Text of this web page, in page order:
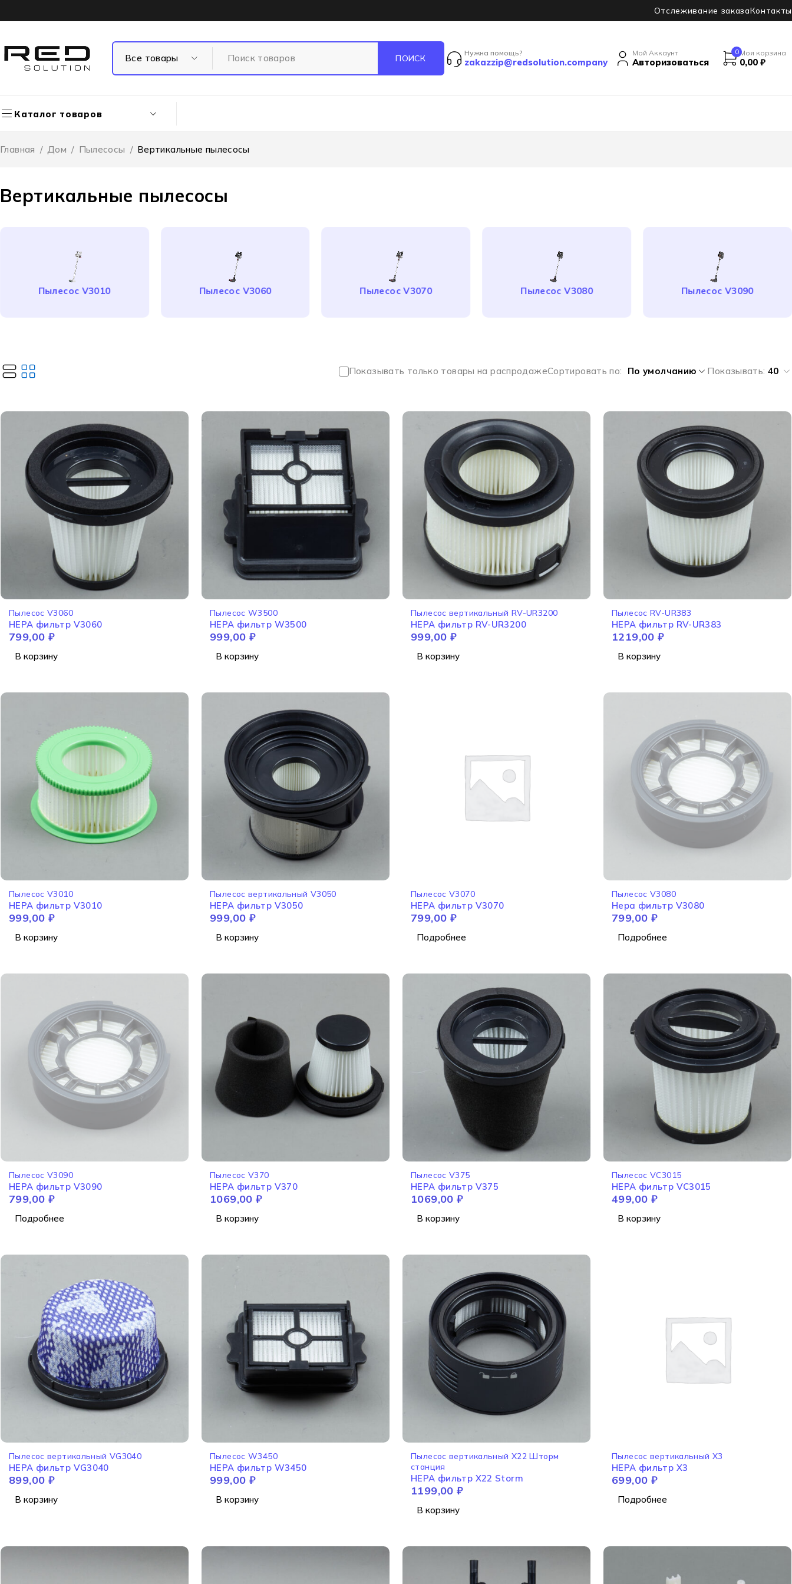
Отслеживание заказаКонтакты
Нужна помощь?
zakazzip@redsolution.company
Мой Аккаунт
Авторизоваться
0 Моя корзина
0,00 ₽
Каталог товаров
Вертикальные пылесосы
Главная / Дом / Пылесосы / Вертикальные пылесосы
Пылесос V3010 Пылесос V3060 Пылесос V3070 Пылесос V3080 Пылесос V3090
Показывать только товары на распродажеСортировать по По умолчанию Показывать: 40
Пылесос V3060
HEPA фильтр V3060
799,00 ₽
В корзину
Пылесос W3500
HEPA фильтр W3500
999,00 ₽
В корзину
Пылесос вертикальный RV-UR3200
HEPA фильтр RV-UR3200
999,00 ₽
В корзину
Пылесос RV-UR383
HEPA фильтр RV-UR383
1219,00 ₽
В корзину
Пылесос V3010
HEPA фильтр V3010
999,00 ₽
В корзину
Пылесос вертикальный V3050
HEPA фильтр V3050
999,00 ₽
В корзину
Пылесос V3070
HEPA фильтр V3070
799,00 ₽
Подробнее
Пылесос V3080
Hepa фильтр V3080
799,00 ₽
Подробнее
Пылесос V3090
HEPA фильтр V3090
799,00 ₽
Подробнее
Пылесос V370
HEPA фильтр V370
1069,00 ₽
В корзину
Пылесос V375
HEPA фильтр V375
1069,00 ₽
В корзину
Пылесос VC3015
HEPA фильтр VC3015
499,00 ₽
В корзину
Пылесос вертикальный VG3040
HEPA фильтр VG3040
899,00 ₽
В корзину
Пылесос W3450
HEPA фильтр W3450
999,00 ₽
В корзину
Пылесос вертикальный X22 Шторм
станция
HEPA фильтр X22 Storm
1199,00 ₽
В корзину
Пылесос вертикальный X3
HEPA фильтр X3
699,00 ₽
Подробнее